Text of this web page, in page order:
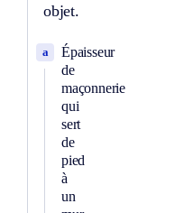
objet.
Épaisseur
de
maçonnerie
qui
sert
de
pied
à
un
a